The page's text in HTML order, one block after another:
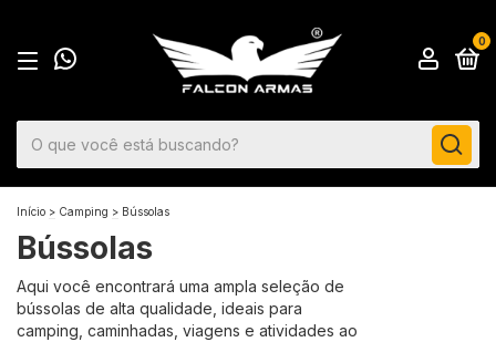
0
Início > Camping > Bússolas
Bússolas
Aqui você encontrará uma ampla seleção de
bússolas de alta qualidade, ideais para
camping, caminhadas, viagens e atividades ao